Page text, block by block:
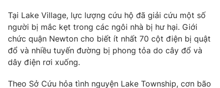
Liên hệ quảng cáo: 024-7300.7108
Tại Lake Village, lực lượng cứu hộ đã giải cứu một số
người bị mắc kẹt trong các ngôi nhà bị hư hại. Giới
chức quận Newton cho biết ít nhất 70 cột điện bị quật
đổ và nhiều tuyến đường bị phong tỏa do cây đổ và
dây điện rơi xuống.
Theo Sở Cứu hỏa tình nguyện Lake Township, cơn bão